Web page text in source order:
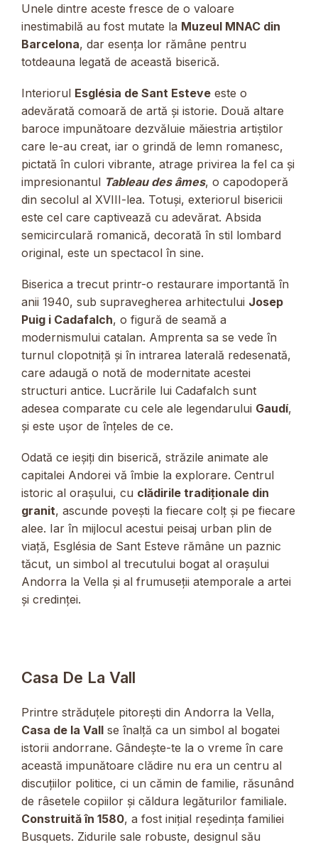
Unele dintre aceste fresce de o valoare
inestimabilă au fost mutate la Muzeul MNAC din
Barcelona, dar esența lor rămâne pentru
totdeauna legată de această biserică.
Interiorul Església de Sant Esteve este o
adevărată comoară de artă și istorie. Două altare
baroce impunătoare dezvăluie măiestria artiștilor
care le-au creat, iar o grindă de lemn romanesc,
pictată în culori vibrante, atrage privirea la fel ca și
impresionantul Tableau des âmes, o capodoperă
din secolul al XVIII-lea. Totuși, exteriorul bisericii
este cel care captivează cu adevărat. Absida
semicirculară romanică, decorată în stil lombard
original, este un spectacol în sine.
Biserica a trecut printr-o restaurare importantă în
anii 1940, sub supravegherea arhitectului Josep
Puig i Cadafalch, o figură de seamă a
modernismului catalan. Amprenta sa se vede în
turnul clopotniță și în intrarea laterală redesenată,
care adaugă o notă de modernitate acestei
structuri antice. Lucrările lui Cadafalch sunt
adesea comparate cu cele ale legendarului Gaudí,
și este ușor de înțeles de ce.
Odată ce ieșiți din biserică, străzile animate ale
capitalei Andorei vă îmbie la explorare. Centrul
istoric al orașului, cu clădirile tradiționale din
granit, ascunde povești la fiecare colț și pe fiecare
alee. Iar în mijlocul acestui peisaj urban plin de
viață, Església de Sant Esteve rămâne un paznic
tăcut, un simbol al trecutului bogat al orașului
Andorra la Vella și al frumuseții atemporale a artei
și credinței.
Casa De La Vall
Printre străduțele pitorești din Andorra la Vella,
Casa de la Vall se înalță ca un simbol al bogatei
istorii andorrane. Gândește-te la o vreme în care
această impunătoare clădire nu era un centru al
discuțiilor politice, ci un cămin de familie, răsunând
de râsetele copiilor și căldura legăturilor familiale.
Construită în 1580, a fost inițial reședința familiei
Busquets. Zidurile sale robuste, designul său